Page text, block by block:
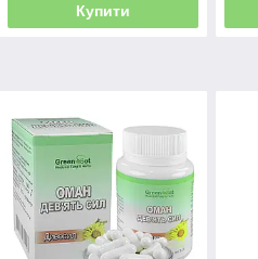
Купити